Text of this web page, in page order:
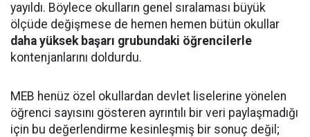
yayıldı. Böylece okulların genel sıralaması büyük
ölçüde değişmese de hemen hemen bütün okullar
daha yüksek başarı grubundaki öğrencilerle
kontenjanlarını doldurdu.
MEB henüz özel okullardan devlet liselerine yönelen
öğrenci sayısını gösteren ayrıntılı bir veri paylaşmadığı
için bu değerlendirme kesinleşmiş bir sonuç değil;